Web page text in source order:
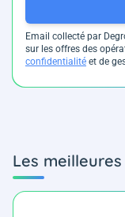
Email collecté par
sur les offres des
confidentialité et de
Les